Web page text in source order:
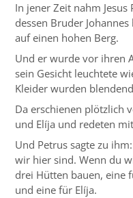
In jener Zeit nahm Jesus
dessen Bruder
auf einen hohen Berg.
Und er wurde vor ihren
sein Gesicht leuchtete
Kleider wurden
Da erschienen plötzlich
und Elíja und redeten mit
Und Petrus sagte zu
wir hier sind. Wenn du
drei Hütten bauen, eine
und eine für Elíja.